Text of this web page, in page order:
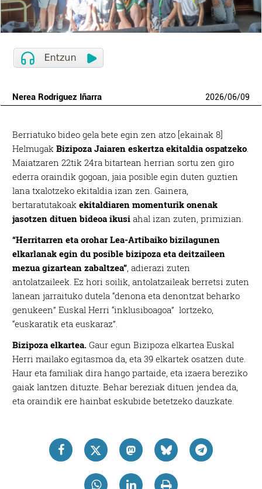
Nerea Rodriguez Iñarra 2026/06/09
Berriatuko bideo gela bete egin zen atzo [ekainak 8]
HelmugakBizipoza Jaiaren eskertza ekitaldia ospatzeko
Maiatzaren 22tik 24ra bitartean herrian sortu zen giro
ederra oraindik gogoan, jaia posible egin duten guztien
lana txalotzeko ekitaldia izan zen. Gainera,
bertaratutakoakekitaldiaren momenturik onenak
jasotzen dituen bideoa ikusi ahal izan zuten, primizian.
“Herritarren eta orohar Lea-Artibaiko bizilagunen
elkarlanak egin du posible bizipoza eta deitzaileen
mezua gizartean zabaltzea” , adierazi zuten
antolatzaileek. Ez hori soilik, antolatzaileak berretsi zuten
lanean jarraituko dutela “denona eta denontzat beharko
genukeen” Euskal Herri “inklusiboagoa” lortzeko,
“euskaratik eta euskaraz”.
Bizipoza elkartea.Gaur egun Bizipoza elkartea Euskal
Herri mailako egitasmoa da, eta 39 elkartek osatzen dute.
Haur eta familiak dira hango partaide, eta izaera bereziko
gaiak lantzen dituzte. Behar bereziak dituen jendea da,
eta oraindik ere hainbat eskubide betetzeko dauzkate.